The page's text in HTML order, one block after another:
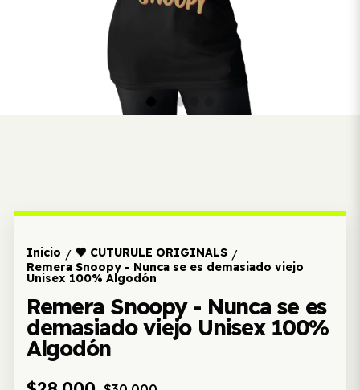
Inicio / 🖤 CUTURULE ORIGINALS /
Remera Snoopy - Nunca se es demasiado viejo
Unisex 100% Algodón
Remera Snoopy - Nunca se es
demasiado viejo Unisex 100%
Algodón